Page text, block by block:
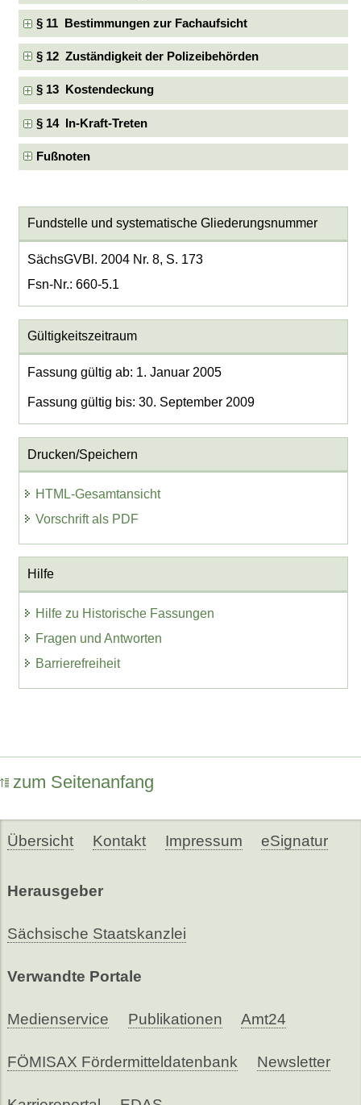
§ 11 Bestimmungen zur Fachaufsicht
§ 12 Zuständigkeit der Polizeibehörden
§ 13 Kostendeckung
§ 14 In-Kraft-Treten
Fußnoten
Fundstelle und systematische Gliederungsnummer
SächsGVBl. 2004 Nr. 8, S. 173
Fsn-Nr.: 660-5.1
Gültigkeitszeitraum
Fassung gültig ab: 1. Januar 2005
Fassung gültig bis: 30. September 2009
Drucken/Speichern
HTML-Gesamtansicht
Vorschrift als PDF
Hilfe
Hilfe zu Historische Fassungen
Fragen und Antworten
Barrierefreiheit
zum Seitenanfang
Übersicht Kontakt Impressum eSignatur
Herausgeber
Sächsische Staatskanzlei
Verwandte Portale
Medienservice Publikationen Amt24
FÖMISAX Fördermitteldatenbank Newsletter